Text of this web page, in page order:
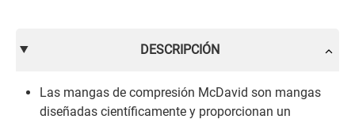
DESCRIPCIÓN
Las mangas de compresión McDavid son mangas
diseñadas científicamente y proporcionan un